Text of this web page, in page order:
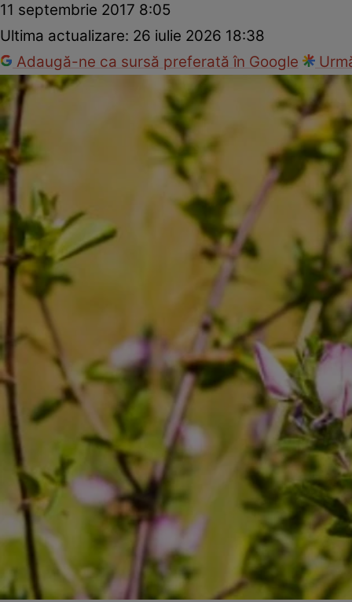
11 septembrie 2017 8:05
Ultima actualizare: 26 iulie 2026 18:38
Adaugă-ne ca sursă preferată în Google